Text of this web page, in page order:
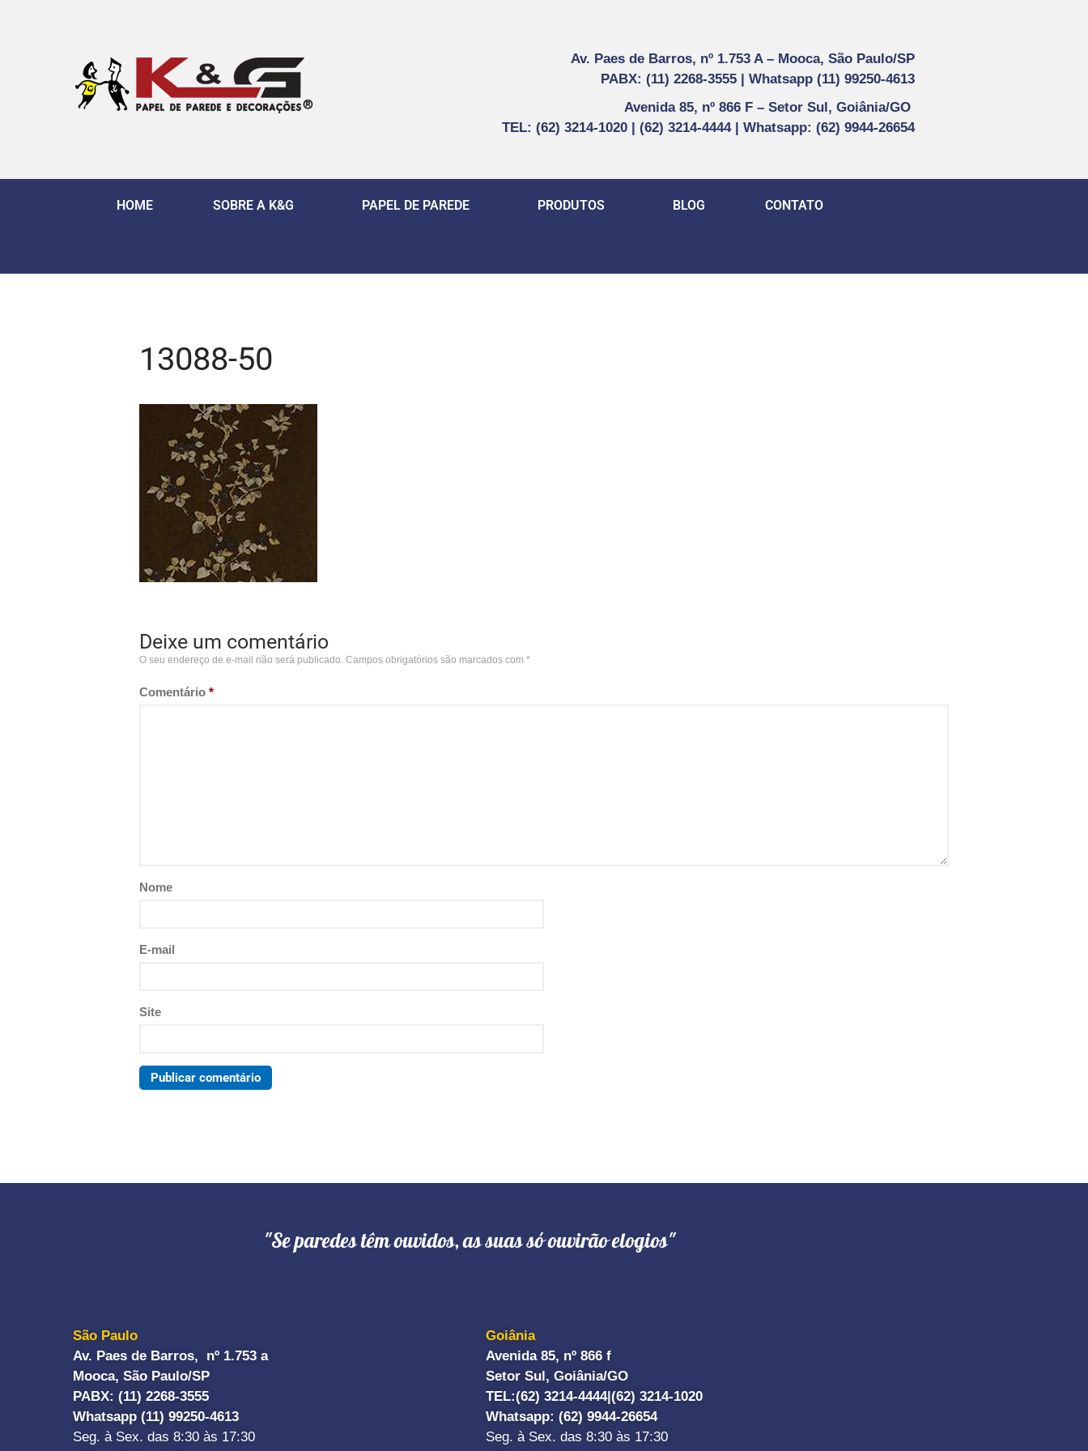
Av. Paes de Barros, nº 1.753 A – Mooca, São Paulo/SP
PABX: (11) 2268-3555 | Whatsapp (11) 99250-4613
Avenida 85, nº 866 F – Setor Sul, Goiânia/GO
TEL: (62) 3214-1020 | (62) 3214-4444 | Whatsapp: (62) 9944-26654
HOME SOBRE A K&G PAPEL DE PAREDE PRODUTOS BLOG CONTATO
13088-50
Deixe um comentário
O seu endereço de e-mail não será publicado. Campos obrigatórios são marcados com *
Comentário *
Nome
E-mail
Site
"Se paredes têm ouvidos, as suas só ouvirão elogios"
São Paulo
Av. Paes de Barros, nº 1.753 a
Mooca, São Paulo/SP
PABX: (11) 2268-3555
Whatsapp (11) 99250-4613
Seg. à Sex. das 8:30 às 17:30
Goiânia
Avenida 85, nº 866 f
Setor Sul, Goiânia/GO
TEL:(62) 3214-4444| (62) 3214-1020
Whatsapp: (62) 9944-26654
Seg. à Sex. das 8:30 às 17:30